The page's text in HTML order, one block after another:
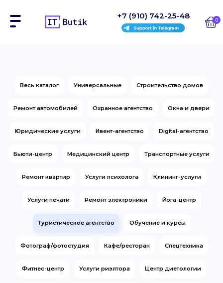
+7 (910) 742-25-48 0
Весь каталог Универсальные Строительство домов
Ремонт автомобилей Охранное агентство Окна и двери
Юридические услуги Ивент-агентство Digital-агентство
Бьюти-центр Медицинский центр Транспортные услуги
Ремонт квартир Услуги психолога Клининг-услуги
Услуги печати Ремонт электроники Йога-центр
Туристическое агентство Обучение и курсы
Фотограф/фотостудия Кафе/ресторан Спецтехника
Фитнес-центр Услуги риэлтора Центр диетологии